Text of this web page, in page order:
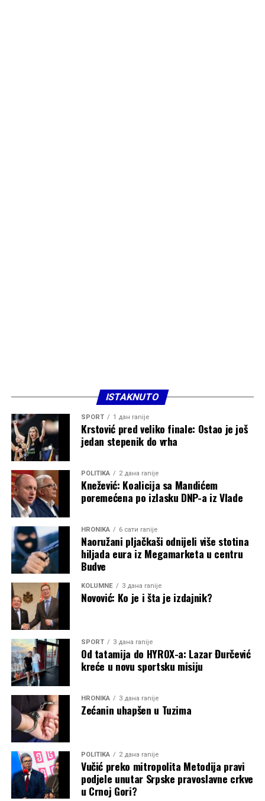
ISTAKNUTO
SPORT 1 дан ranije
Krstović pred veliko finale: Ostao je još
jedan stepenik do vrha
POLITIKA 2 дана ranije
Knežević: Koalicija sa Mandićem
poremećena po izlasku DNP-a iz Vlade
HRONIKA 6 сати ranije
Naoružani pljačkaši odnijeli više stotina
hiljada eura iz Megamarketa u centru
Budve
KOLUMNE 3 дана ranije
Novović: Ko je i šta je izdajnik?
SPORT 3 дана ranije
Od tatamija do HYROX-a: Lazar Đurčević
kreće u novu sportsku misiju
HRONIKA 3 дана ranije
Zećanin uhapšen u Tuzima
POLITIKA 2 дана ranije
Vučić preko mitropolita Metodija pravi
podjele unutar Srpske pravoslavne crkve
u Crnoj Gori?